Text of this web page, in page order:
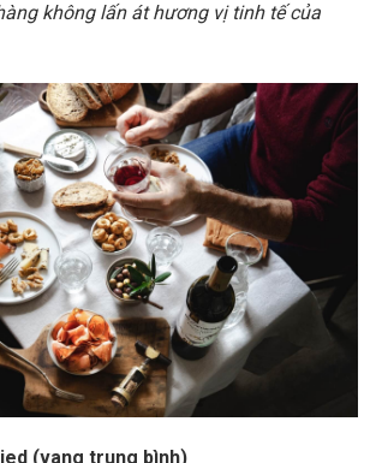
không lấn át hương vị tinh tế của
(vang trung bình)